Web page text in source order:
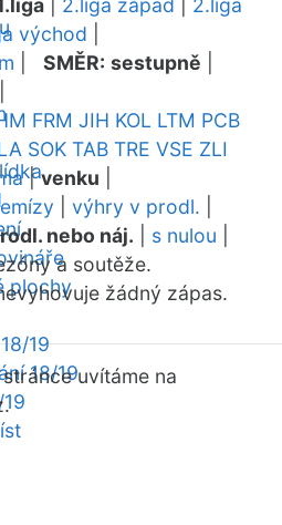
plochy
19
18/19
2.liga západ
2.liga
východ
SMĚR: sestupně
FRM JIH KOL LTM PCB
SOK TAB TRE VSE ZLI
|venku
výhry v prodl.
nebo náj. s nulou
a soutěže.
žádný zápas.
uvítáme na